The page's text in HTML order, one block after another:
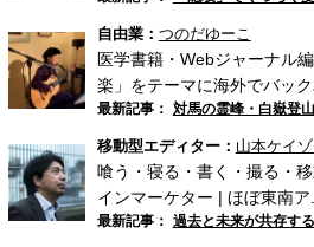
自由業： つのだゆーこ
医学書籍・Webジャーナル
楽」をテーマに海外でバック
最新記事： 対馬の霊峰・白嶽登
移動型エディター： 山本ケイ
喰う・寝る・書く・撮る・
インマーケター | ほぼ東南ア...
最新記事： 過去と未来が共存す